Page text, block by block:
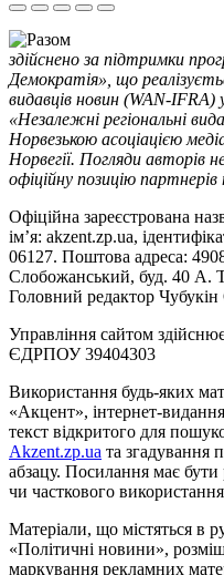
здійснено за підтримки
Демократія», що
видавців новин (WAN-IFRA)
«Незалежні регіональні
Норвезькою асоціацією
Норвегії. Погляди авторів
офіційну позицію
Офіційна зареєстрована
ім’я: akzent.zp.ua,
06127. Поштова адреса:
Слобожанський, буд. 40 А.
Головний редактор
Управління сайтом
ЄДРПОУ 39404303
Використання будь-яких
«Акцент», інтернет-
текст відкритого для
Akzent.zp.ua та згадування
абзацу. Посилання має
чи часткового використання
Матеріали, що містяться в
«Політичні новини»,
маркування рекламних